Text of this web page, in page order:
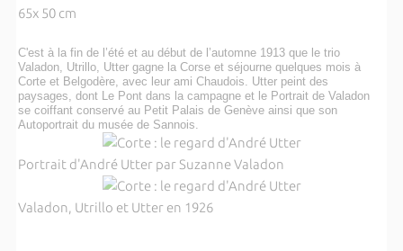
65x 50 cm
C'est à la fin de l’été et au début de l’automne 1913 que le trio
Valadon, Utrillo, Utter gagne la Corse et séjourne quelques mois à
Corte et Belgodère, avec leur ami Chaudois. Utter peint des
paysages, dont Le Pont dans la campagne et le Portrait de Valadon
se coiffant conservé au Petit Palais de Genève ainsi que son
Autoportrait du musée de Sannois.
Portrait d'André Utter par Suzanne Valadon
Valadon, Utrillo et Utter en 1926